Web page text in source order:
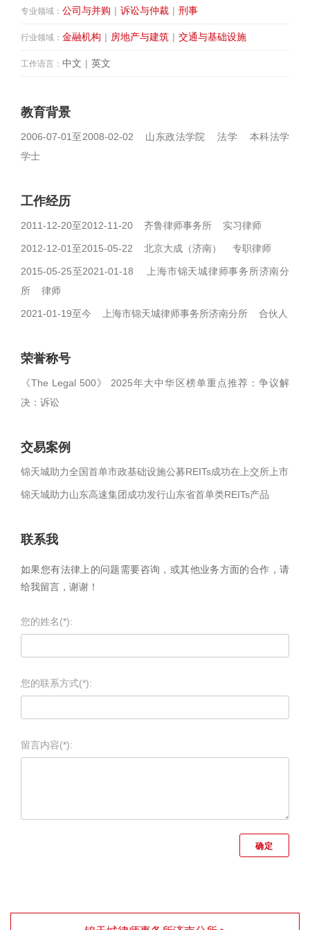
专业领域： 公司与并购 | 诉讼与仲裁 | 刑事
行业领域： 金融机构 | 房地产与建筑 | 交通与基础设施
工作语言： 中文 | 英文
教育背景
2006-07-01至2008-02-02 山东政法学院 法学 本科法学
学士
工作经历
2011-12-20至2012-11-20 齐鲁律师事务所 实习律师
2012-12-01至2015-05-22 北京大成（济南） 专职律师
2015-05-25至2021-01-18 上海市锦天城律师事务所济南分
所 律师
2021-01-19至今 上海市锦天城律师事务所济南分所 合伙人
荣誉称号
《The Legal 500》 2025年大中华区榜单重点推荐：争议解
决：诉讼
交易案例
锦天城助力全国首单市政基础设施公募REITs成功在上交所上市
锦天城助力山东高速集团成功发行山东省首单类REITs产品
联系我
如果您有法律上的问题需要咨询，或其他业务方面的合作，请
给我留言，谢谢！
您的姓名(*):
您的联系方式(*):
留言内容(*):